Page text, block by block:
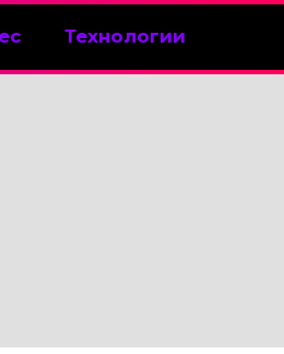
Технологии